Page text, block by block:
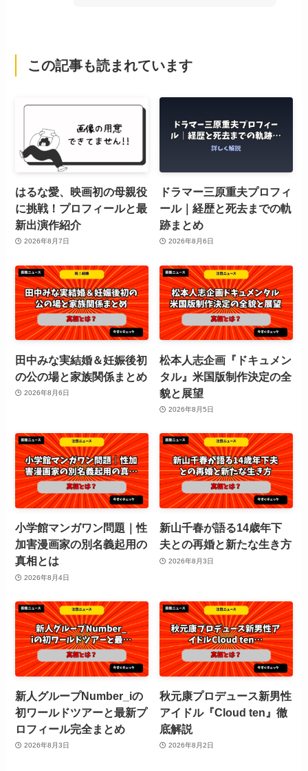
この記事も読まれています
はるな愛、映画初の母親役
に挑戦！プロフィールと最
新出演作紹介
2026年8月7日
ドラマー三原重夫プロフィ
ール｜経歴と死去までの軌
跡まとめ
2026年8月6日
田中みな実結婚＆妊娠後初
の公の場と家族関係まとめ
2026年8月6日
松本人志企画『ドキュメン
タル』米国版制作決定の全
貌と展望
2026年8月5日
小学館マンガワン問題｜性
加害漫画家の別名義起用の
真相とは
2026年8月4日
新山千春が語る14歳年下
夫との再婚と新たな生き方
2026年8月3日
新人グループNumber_iの
初ワールドツアーと最新プ
ロフィール完全まとめ
2026年8月3日
秋元康プロデュース新男性
アイドル『Cloud ten』徹
底解説
2026年8月2日